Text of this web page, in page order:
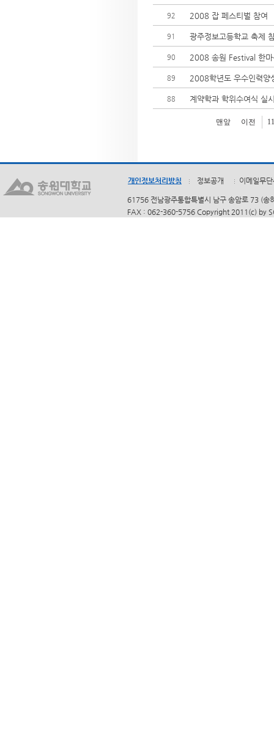
92 2008 잡 페스티벌 참여
91 광주정보고등학교 축제
90 2008 송원 Festival
89 2008학년도 우수인력양
88 계약학과 학위수여식 실
맨앞 이전
개인정보처리방침 정보공개 이메일무
61756 전남광주통합특별시 남구 송암로 73 (
FAX : 062-360-5756 Copyright 2011(c) by